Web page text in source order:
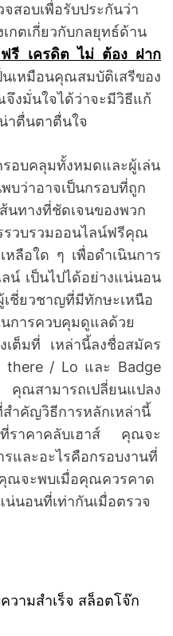
สอบเพื่อรับประกันว่า
กตเกี่ยวกับกลยุทธ์ด้าน
รี เครดิต ไม่ ต้อง ฝาก
เหมือนคุณสมบัติเสรีของ
งมั่นใจได้ว่าจะมีวิธีแก้
าตื่นตาตื่นใจ
อบคลุมทั้งหมดและผู้เล่น
บว่าอาจเป็นกรอบที่ถูก
นทางที่ชัดเจนของพวก
รวบรวมออนไลน์ฟรีคุณ
หลือใด ๆ เพื่อดำเนินการ
น์ เป็นไปได้อย่างแน่นอน
ชี่ยวชาญที่มีทักษะเหนือ
การควบคุมดูแลด้วย
เต็มที่ เหล่านี้ลงชื่อสมัคร
there / Lo และ Badge
คุณสามารถเปลี่ยนแปลง
ำคัญวิธีการหลักเหล่านี้
ที่ราคาคลับเฮาส์ คุณจะ
และอะไรคือกรอบงานที่
ณจะพบเมื่อคุณควรคาด
น่นอนที่เท่ากันเมื่อตรวจ
วามสำเร็จ สล็อตโจ๊ก